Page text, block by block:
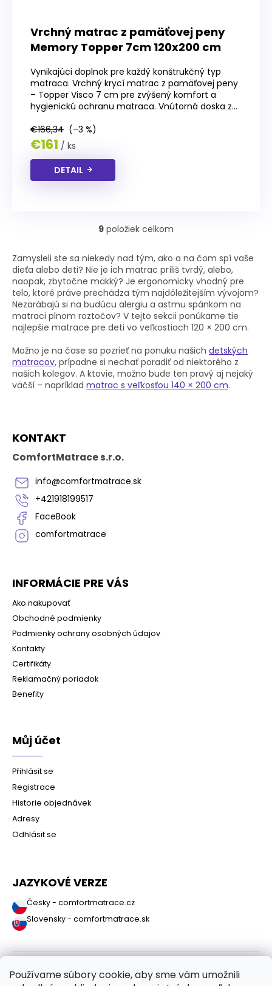
Používame súbory cookie, aby sme vám umožnili
Vrchný matrac z pamäťovej peny
Memory Topper 7cm 120x200 cm
Vynikajúci doplnok pre každý konštrukčný typ
matraca. Vrchný krycí matrac z pamäťovej peny
– Topper Visco 7 cm pre zvýšený komfort a
hygienickú ochranu matraca. Vnútorná doska z...
€166,34 (–3 %)
€161 / ks
DETAIL
O
l
á
d
a
c
i
e
r
v
k
y
9 položiek celkom
Zamysleli ste sa niekedy nad tým, ako a na čom spí vaše
dieťa alebo deti? Nie je ich matrac príliš tvrdý, alebo,
naopak, zbytočne mäkký? Je ergonomicky vhodný pre
telo, ktoré práve prechádza tým najdôležitejším vývojom?
Nezarábajú si na budúcu alergiu a astmu spánkom na
matraci plnom roztočov? V tejto sekcii ponúkame tie
najlepšie matrace pre deti vo veľkostiach 120 × 200 cm.
Možno je na čase sa pozrieť na ponuku našich detských
matracov, prípadne si nechať poradiť od niektorého z
našich kolegov. A ktovie, možno bude ten pravý aj nejaký
väčší – napríklad matrac s veľkosťou 140 × 200 cm.
KONTAKT
ComfortMatrace s.r.o.
info@comfortmatrace.sk
+421918199517
FaceBook
comfortmatrace
INFORMÁCIE PRE VÁS
Ako nakupovať
Obchodné podmienky
Podmienky ochrany osobných údajov
Kontakty
Certifikáty
Reklamačný poriadok
Benefity
Můj účet
Přihlásit se
Registrace
Historie objednávek
Adresy
Odhlásit se
JAZYKOVÉ VERZE
Česky - comfortmatrace.cz
Slovensky - comfortmatrace.sk